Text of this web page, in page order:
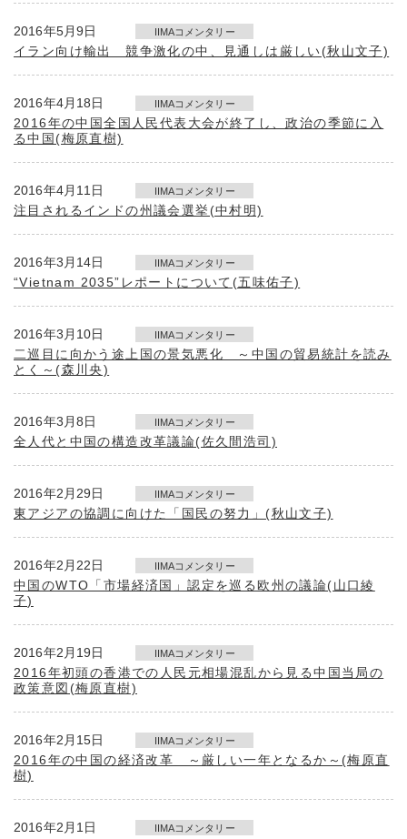
2016年5月9日 IIMAコメンタリー
イラン向け輸出 競争激化の中、見通しは厳しい(秋山文子)
2016年4月18日 IIMAコメンタリー
2016年の中国全国人民代表大会が終了し、政治の季節に入
る中国(梅原直樹)
2016年4月11日 IIMAコメンタリー
注目されるインドの州議会選挙(中村明)
2016年3月14日 IIMAコメンタリー
“Vietnam 2035”レポートについて(五味佑子)
2016年3月10日 IIMAコメンタリー
二巡目に向かう途上国の景気悪化 ～中国の貿易統計を読み
とく～(森川央)
2016年3月8日 IIMAコメンタリー
全人代と中国の構造改革議論(佐久間浩司)
2016年2月29日 IIMAコメンタリー
東アジアの協調に向けた「国民の努力」(秋山文子)
2016年2月22日 IIMAコメンタリー
中国のWTO「市場経済国」認定を巡る欧州の議論(山口綾
子)
2016年2月19日 IIMAコメンタリー
2016年初頭の香港での人民元相場混乱から見る中国当局の
政策意図(梅原直樹)
2016年2月15日 IIMAコメンタリー
2016年の中国の経済改革 ～厳しい一年となるか～(梅原直
樹)
2016年2月1日 IIMAコメンタリー